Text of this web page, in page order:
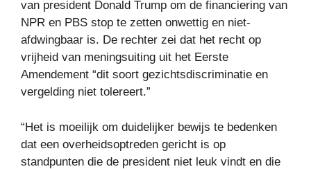
van president Donald Trump om de financiering van
NPR en PBS stop te zetten onwettig en niet-
afdwingbaar is. De rechter zei dat het recht op
vrijheid van meningsuiting uit het Eerste
Amendement “dit soort gezichtsdiscriminatie en
vergelding niet tolereert.”
“Het is moeilijk om duidelijker bewijs te bedenken
dat een overheidsoptreden gericht is op
standpunten die de president niet leuk vindt en die